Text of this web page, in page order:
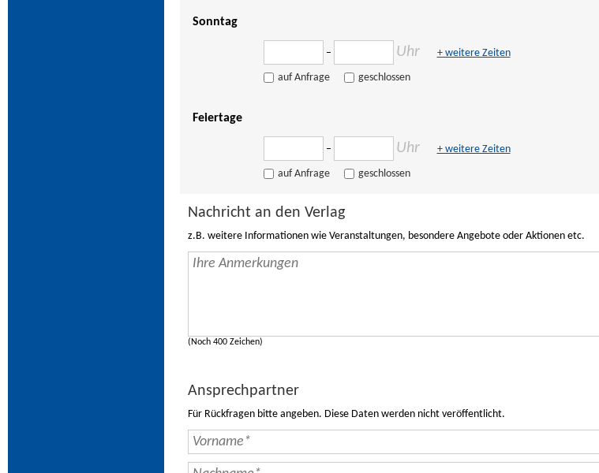
Sonntag
– Uhr + weitere Zeiten
auf Anfrage geschlossen
Feiertage
– Uhr + weitere Zeiten
auf Anfrage geschlossen
Nachricht an den Verlag
z.B. weitere Informationen wie Veranstaltungen, besondere Angebote oder Aktionen etc.
(Noch 400 Zeichen)
Ansprechpartner
Für Rückfragen bitte angeben. Diese Daten werden nicht veröffentlicht.